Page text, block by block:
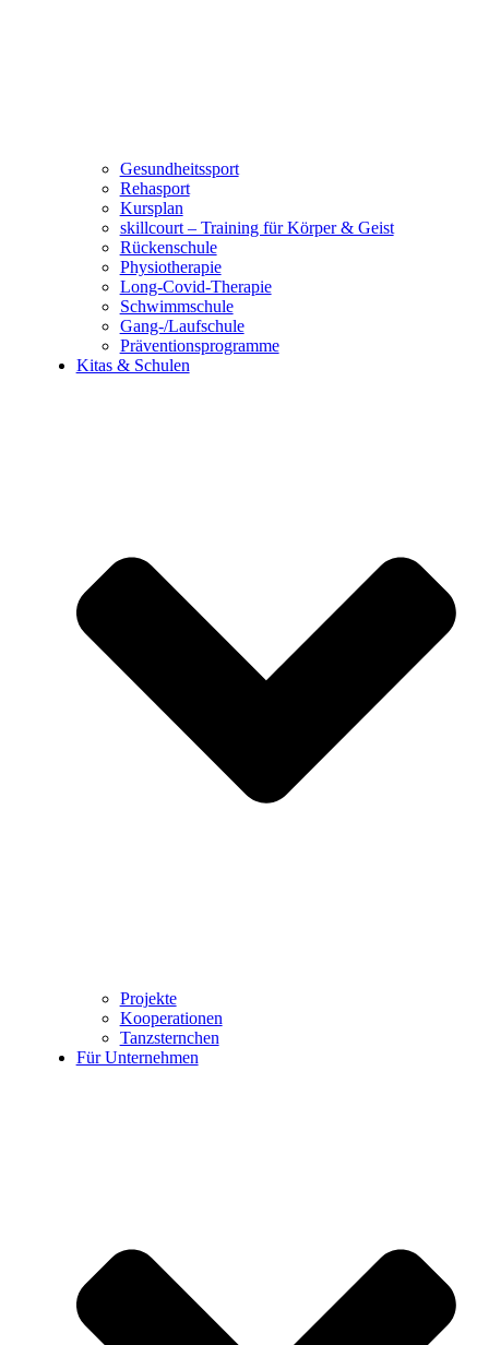
Gesundheitssport
Rehasport
Kursplan
skillcourt – Training für Körper & Geist
Rückenschule
Physiotherapie
Long-Covid-Therapie
Schwimmschule
Gang-/Laufschule
Präventionsprogramme
Kitas & Schulen
Projekte
Kooperationen
Tanzsternchen
Für Unternehmen